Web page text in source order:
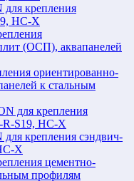
крепления
HC-X
ориентированно-
к стальным
крепления сэндвич-
X